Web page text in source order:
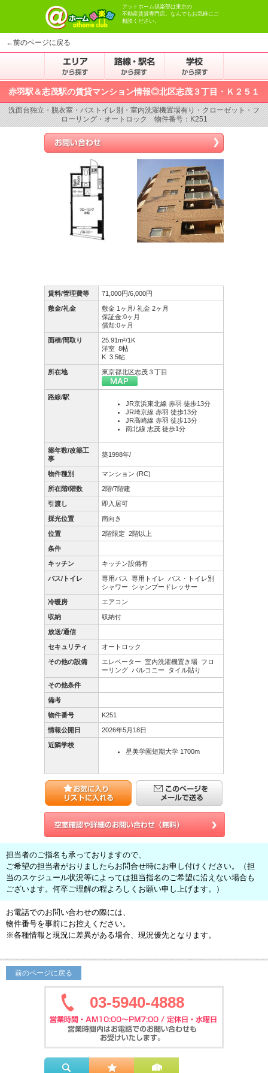
アットホーム倶楽部は東京の
不動産賃貸専門店。なんでもお気軽にご
相談ください。
←前のページに戻る
赤羽駅＆志茂駅の賃貸マンション情報◎北区志茂３丁目・Ｋ２５１
洗面台独立・脱衣室・バストイレ別・室内洗濯機置場有り・クローゼット・フ
ローリング・オートロック 物件番号：K251
賃料/管理費等 71,000円/6,000円
敷金/礼金
敷金 1ヶ月/ 礼金 2ヶ月
保証金:0ヶ月
償却:0ヶ月
面積/間取り
25.91m²/1K
洋室 8帖
K 3.5帖
所在地 東京都北区志茂３丁目
路線/駅
JR京浜東北線 赤羽 徒歩13分
JR埼京線 赤羽 徒歩13分
JR高崎線 赤羽 徒歩13分
南北線 志茂 徒歩1分
築年数/改築工
事
築1998年/
物件種別 マンション (RC)
所在階/階数 2階/7階建
引渡し 即入居可
採光位置 南向き
位置 2階限定 2階以上
条件
キッチン キッチン設備有
バス/トイレ 専用バス 専用トイレ
バス・トイレ別
シャワー
シャンプードレッサー
冷暖房 エアコン
収納 収納付
放送/通信
セキュリティ オートロック
その他の設備 エレベーター 室内洗濯機置き場 フロ
ーリング バルコニー タイル貼り
その他条件
備考
物件番号 K251
情報公開日 2026年5月18日
近隣学校
星美学園短期大学 1700m
担当者のご指名も承っておりますので、
ご希望の担当者がおりましたらお問合せ時にお申し付けください。（担
当のスケジュール状況等によっては担当指名のご希望に沿えない場合も
ございます。何卒ご理解の程よろしくお願い申し上げます。）
お電話でのお問い合わせの際には、
物件番号を事前にお控えください。
※各種情報と現況に差異がある場合、現況優先となります。
前のページに戻る
03-5940-4888